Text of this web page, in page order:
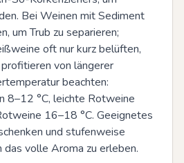
Bei Weinen mit Sediment
um Trub zu separieren;
oft nur kurz belüften,
von längerer
beachten:
8–12 °C, leichte Rotweine
16–18 °C. Geeignetes
und stufenweise
volle Aroma zu erleben.